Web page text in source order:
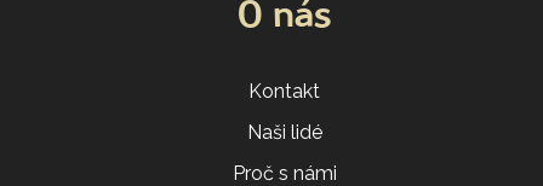
O nás
Kontakt
Naši lidé
Proč s námi